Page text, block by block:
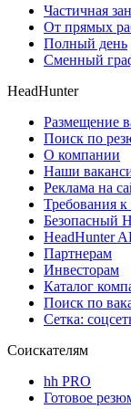
Частичная
От прямых
Полный день
Сменный
HeadHunter
Размещение
Поиск по
О компании
Наши
Реклама на
Требования
Безопасный
HeadHunter
Партнерам
Инвесторам
Каталог
Поиск по
Сетка:
Соискателям
hh PRO
Готовое